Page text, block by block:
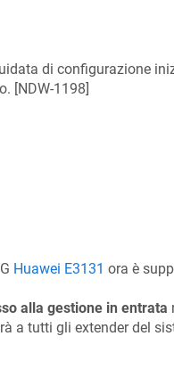
di configurazione
[NDW-1198]
Huawei E3131 ora è
alla gestione in entrata
a tutti gli extender del